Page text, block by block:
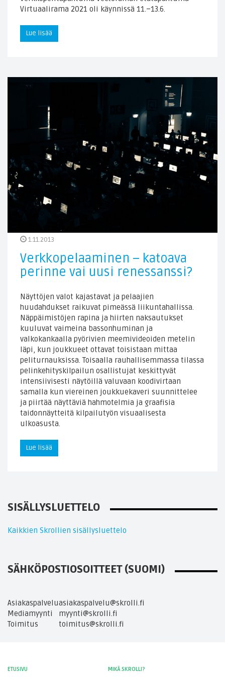
Virtuaalirama 2021 oli käynnissä 11.–13.6.
Lue lisää
1.11.2013
Verkkopelaaminen – katoava
perinne vai uusi renessanssi?
Näyttöjen valot kajastavat ja pelaajien
huudahdukset raikuvat pimeässä liikuntahallissa.
Näppäimistöjen rapina ja hiirten naksautukset
kuuluvat vaimeina bassonhuminan ja
valkokankaalla pyörivien meemivideoiden metelin
läpi, kun joukkueet ottavat toisistaan mittaa
peliturnauksissa. Toisaalla rauhallisemmassa tilassa
pelinkehityskilpailun osallistujat keskittyvät
intensiivisesti näytöillä valuvaan koodivirtaan
samalla kun viereinen joukkuekaveri suunnittelee
ja piirtää näyttäviä hahmotelmia ja graafisia
taidonnäytteitä kilpailutyön visuaalisesta
ulkoasusta.
Lue lisää
SISÄLLYSLUETTELO
Kaikkien Skrollien sisällysluettelo
SÄHKÖPOSTIOSOITTEET (SUOMI)
Asiakaspalveluasiakaspalvelu@skrolli.fi
Mediamyynti
myynti@skrolli.fi
Toimitus
toimitus@skrolli.fi
ETUSIVU MIKÄ SKROLLI?